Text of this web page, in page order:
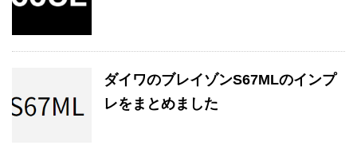
ダイワのブレイゾンS67MLのインプ
レをまとめました